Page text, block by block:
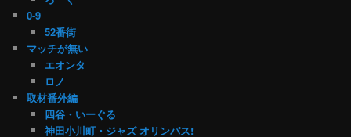
0-9
52番街
マッチが無い
エオンタ
ロノ
取材番外編
四谷・いーぐる
神田小川町・ジャズ オリンパス!